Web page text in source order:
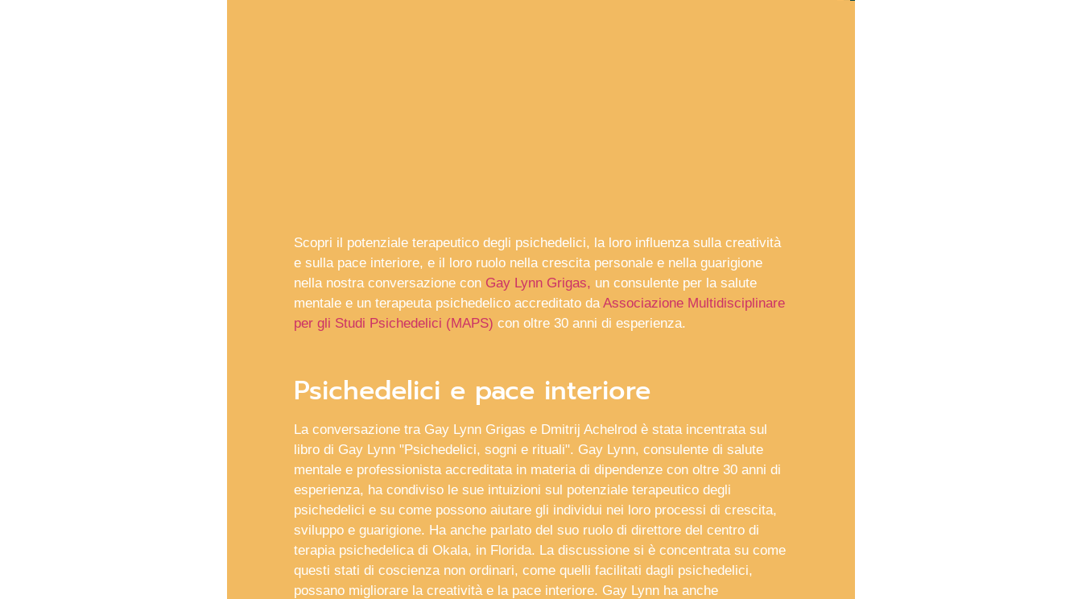
Scopri il potenziale terapeutico degli psichedelici, la loro influenza sulla creatività
e sulla pace interiore, e il loro ruolo nella crescita personale e nella guarigione
nella nostra conversazione con Gay Lynn Grigas, un consulente per la salute
mentale e un terapeuta psichedelico accreditato daAssociazione Multidisciplinare
per gli Studi Psichedelici (MAPS) con oltre 30 anni di esperienza.
Psichedelici e pace interiore
La conversazione tra Gay Lynn Grigas e Dmitrij Achelrod è stata incentrata sul
libro di Gay Lynn "Psichedelici, sogni e rituali". Gay Lynn, consulente di salute
mentale e professionista accreditata in materia di dipendenze con oltre 30 anni di
esperienza, ha condiviso le sue intuizioni sul potenziale terapeutico degli
psichedelici e su come possono aiutare gli individui nei loro processi di crescita,
sviluppo e guarigione. Ha anche parlato del suo ruolo di direttore del centro di
terapia psichedelica di Okala, in Florida. La discussione si è concentrata su come
questi stati di coscienza non ordinari, come quelli facilitati dagli psichedelici,
possano migliorare la creatività e la pace interiore. Gay Lynn ha anche